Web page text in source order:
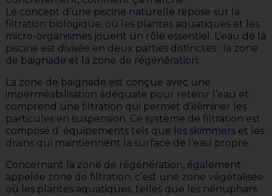
Le concept d’une piscine naturelle repose sur la
filtration biologique, où les plantes aquatiques et les
micro-organismes jouent un rôle essentiel. L’eau de la
piscine est divisée en deux parties distinctes : la zone
de baignade et la zone de régénération.
La zone de baignade est conçue avec une
imperméabilisation adéquate pour retenir l’eau et
comprend une filtration qui permet d’éliminer les
particules en suspension. Ce système de filtration est
composé d’ équipements tels que les skimmerset les
drains qui maintiennent la surface de l’eau propre.
Concernant la zone de régénération, également
appelée zone de filtration, c’est une zone végétalisée
où les plantes aquatiques, telles que les nénuphars